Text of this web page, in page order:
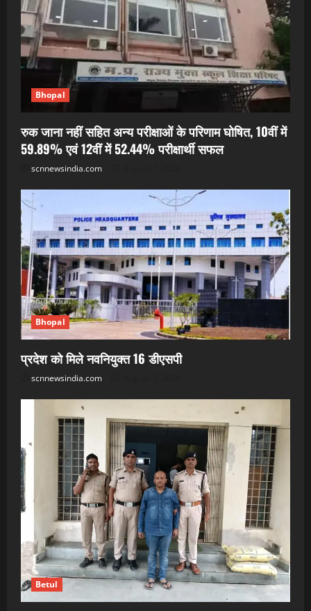
Bhopal
रुक जाना नहीं सहित अन्य परीक्षाओं के परिणाम घोषित, 10वीं में
59.89% एवं 12वीं में 52.44% परीक्षार्थी सफल
scnnewsindia.com
Bhopal
प्रदेश को मिले नवनियुक्त 16 डीएसपी
scnnewsindia.com
Betul